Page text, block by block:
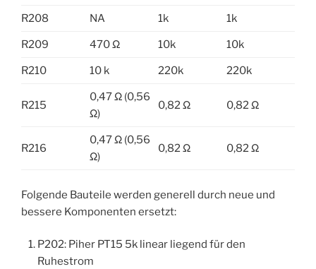
R208 NA 1k 1k
R209 470 Ω 10k 10k
R210 10 k 220k 220k
R215
0,47 Ω (0,56
Ω)
0,82 Ω 0,82 Ω
R216
0,47 Ω (0,56
Ω)
0,82 Ω 0,82 Ω
Folgende Bauteile werden generell durch neue und
bessere Komponenten ersetzt:
P202: Piher PT15 5k linear liegend für den
Ruhestrom